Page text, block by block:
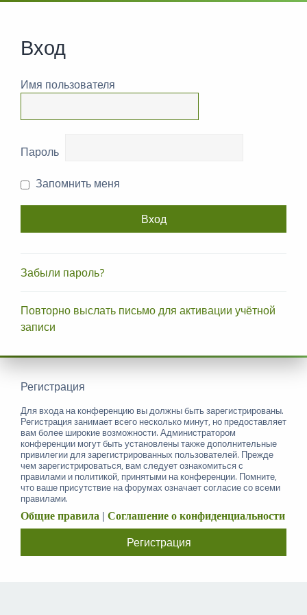
Вход
Имя пользователя
Пароль
Запомнить меня
Забыли пароль?
Повторно выслать письмо для активации учётной
записи
Регистрация
Для входа на конференцию вы должны быть зарегистрированы.
Регистрация занимает всего несколько минут, но предоставляет
вам более широкие возможности. Администратором
конференции могут быть установлены также дополнительные
привилегии для зарегистрированных пользователей. Прежде
чем зарегистрироваться, вам следует ознакомиться с
правилами и политикой, принятыми на конференции. Помните,
что ваше присутствие на форумах означает согласие со всеми
правилами.
Общие правила | Соглашение о конфиденциальности
Регистрация